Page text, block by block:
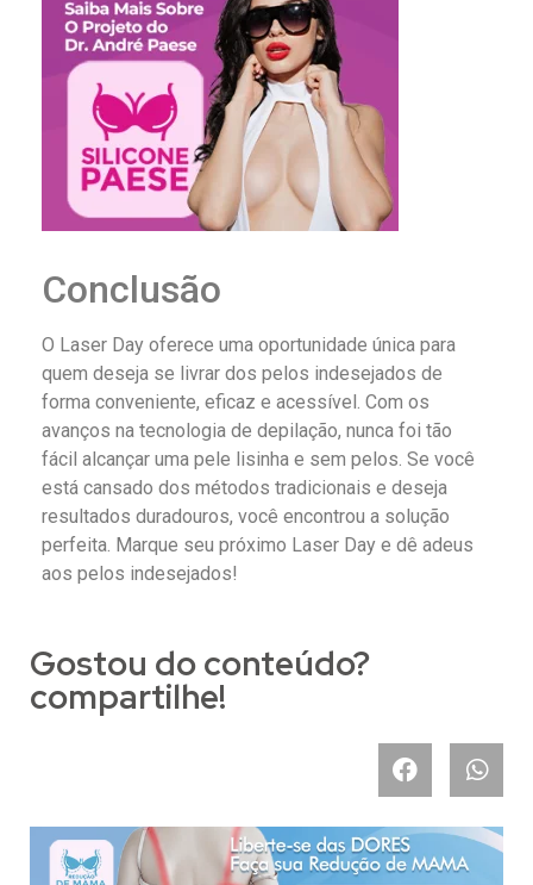
Conclusão
O Laser Day oferece uma oportunidade única para
quem deseja se livrar dos pelos indesejados de
forma conveniente, eficaz e acessível. Com os
avanços na tecnologia de depilação, nunca foi tão
fácil alcançar uma pele lisinha e sem pelos. Se você
está cansado dos métodos tradicionais e deseja
resultados duradouros, você encontrou a solução
perfeita. Marque seu próximo Laser Day e dê adeus
aos pelos indesejados!
Gostou do conteúdo?
compartilhe!